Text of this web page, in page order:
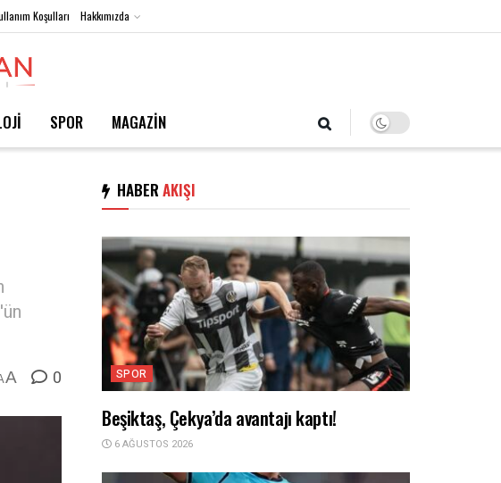
Koşulları Hakkımızda
SPOR MAGAZİN
A 0
HABER AKIŞI
SPOR
Beşiktaş, Çekya’da avantajı kaptı!
6 AĞUSTOS 2026